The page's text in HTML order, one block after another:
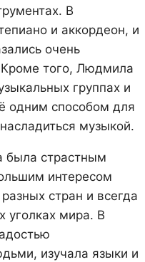
В
и аккордеон, и
очень
того, Людмила
группах и
одним способом для
музыкой.
страстным
интересом
стран и всегда
уголках мира. В
изучала языки и